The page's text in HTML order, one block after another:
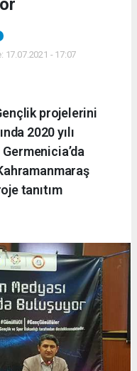
17.07.2021 - 17:07
projelerini
2020 yılı
Germenicia’da
tanıtım